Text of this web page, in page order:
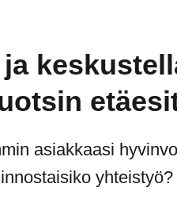
asiakkaasi
yhteistyö?